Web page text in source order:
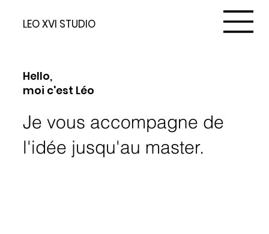
LEO XVI STUDIO
Hello,
moi c'est Léo
Je vous accompagne de
l'idée jusqu'au master.